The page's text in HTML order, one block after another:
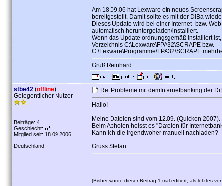
Am 18.09.06 hat Lexware ein neues
bereitgestellt. Damit sollte es mit der DiBa
Dieses Update wird bei einer Internet- bzw.
automatisch heruntergeladen/installiert.
Wenn das Update ordnungsgemäß installiert
Verzeichnis C:\Lexware\FPA32\SCRAPE bzw.
C:\Lexware\Programme\FPA32\SCRAPE
Gruß Reinhard
stbe42 (offline)
Gelegentlicher Nutzer
Beiträge: 4
Geschlecht:
Mitglied seit: 18.09.2006
Deutschland
Re: Probleme mit demInternetbanking der
Hallo!
Meine Dateien sind vom 12.09. (Quicken
Beim Abholen heisst es "Dateien für
Kann ich die irgendwoher manuell nachladen?
Gruss Stefan
(Bisher wurde dieser Beitrag 1 mal editiert, als letztes